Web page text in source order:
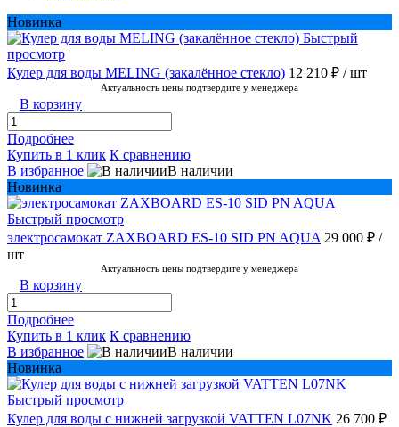
Новинка
Быстрый
просмотр
Кулер для воды MELING (закалённое стекло) 12 210 ₽ / шт
Актуальность цены подтвердите у менеджера
В корзину
Подробнее
Купить в 1 клик К сравнению
В избранное
В наличии
Новинка
Быстрый просмотр
электросамокат ZAXBOARD ES-10 SID PN AQUA 29 000 ₽ /
шт
Актуальность цены подтвердите у менеджера
В корзину
Подробнее
Купить в 1 клик К сравнению
В избранное
В наличии
Новинка
Быстрый просмотр
Кулер для воды с нижней загрузкой VATTEN L07NK 26 700 ₽